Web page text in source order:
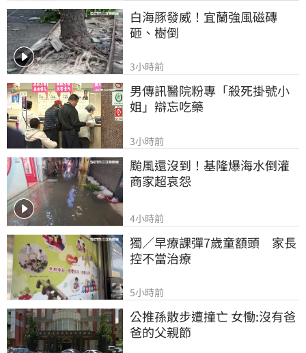
白海豚發威！宜蘭強風磁磚
砸、樹倒
3小時前
男傳訊醫院粉專「殺死掛號小
姐」辯忘吃藥
3小時前
颱風還沒到！基隆爆海水倒灌
商家超哀怨
4小時前
獨／早療課彈7歲童額頭　家長
控不當治療
5小時前
公推孫散步遭撞亡 女慟:沒有爸
爸的父親節